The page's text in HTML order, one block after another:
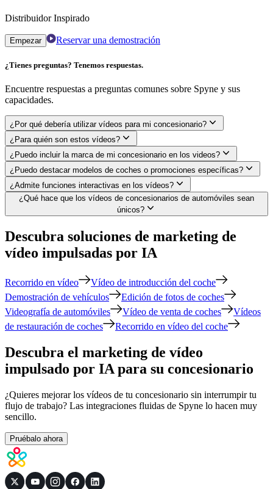
Distribuidor Inspirado
Empezar Reservar una demostración
¿Tienes preguntas? Tenemos respuestas.
Encuentre respuestas a preguntas comunes sobre Spyne y sus
capacidades.
¿Por qué debería utilizar vídeos para mi concesionario?
¿Para quién son estos vídeos?
¿Puedo incluir la marca de mi concesionario en los videos?
¿Puedo destacar modelos de coches o promociones específicas?
¿Admite funciones interactivas en los vídeos?
¿Qué hace que los vídeos de concesionarios de automóviles sean
únicos?
Descubra soluciones de marketing de
vídeo impulsadas por IA
Recorrido en vídeo
Vídeo de introducción del coche
Demostración de vehículos
Edición de fotos de coches
Videografía de automóviles
Vídeo de venta de coches
Vídeos
de restauración de coches
Recorrido en vídeo del coche
Descubra el marketing de vídeo
impulsado por IA para su concesionario
¿Quieres mejorar los vídeos de tu concesionario sin interrumpir tu
flujo de trabajo? Las integraciones fluidas de Spyne lo hacen muy
sencillo.
Pruébalo ahora